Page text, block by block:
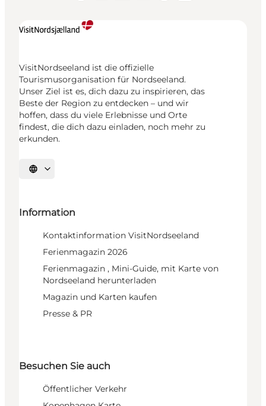
VisitNordseeland ist die offizielle
Tourismusorganisation für Nordseeland.
Unser Ziel ist es, dich dazu zu inspirieren, das
Beste der Region zu entdecken – und wir
hoffen, dass du viele Erlebnisse und Orte
findest, die dich dazu einladen, noch mehr zu
erkunden.
Sprache auswählen
Information
Kontaktinformation VisitNordseeland
Ferienmagazin 2026
Ferienmagazin , Mini-Guide, mit Karte von
Nordseeland herunterladen
Magazin und Karten kaufen
Presse & PR
Besuchen Sie auch
Öffentlicher Verkehr